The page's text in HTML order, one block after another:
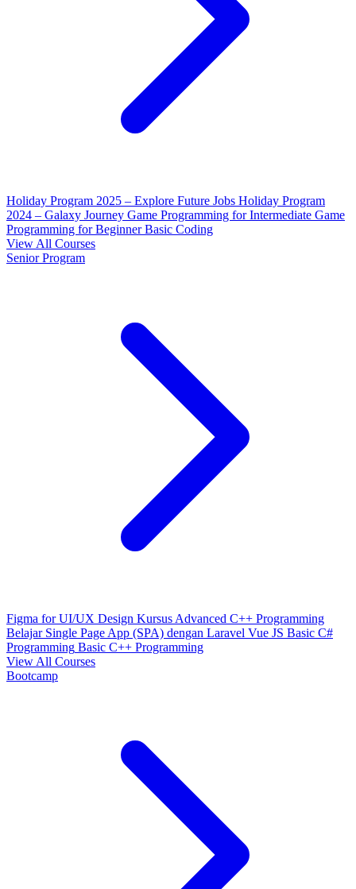
Holiday Program 2025 – Explore Future Jobs Holiday Program
2024 – Galaxy Journey Game Programming for Intermediate Game
Programming for Beginner Basic Coding
View All Courses
Senior Program
Figma for UI/UX Design Kursus Advanced C++ Programming
Belajar Single Page App (SPA) dengan Laravel Vue JS Basic C#
Programming Basic C++ Programming
View All Courses
Bootcamp